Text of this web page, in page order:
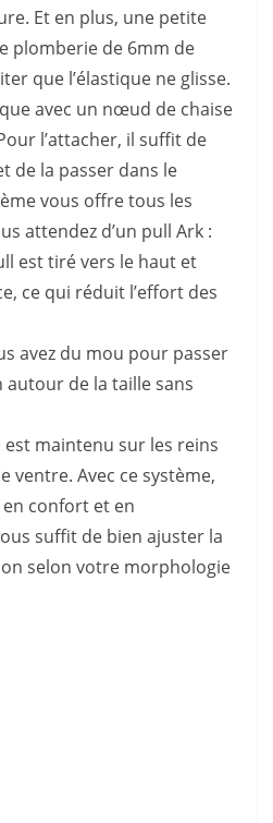
Et en plus, une petite
plomberie de 6mm de
que l’élastique ne glisse.
avec un nœud de chaise
l’attacher, il suffit de
de la passer dans le
vous offre tous les
attendez d’un pull Ark :
est tiré vers le haut et
ce qui réduit l’effort des
avez du mou pour passer
autour de la taille sans
est maintenu sur les reins
ventre. Avec ce système,
confort et en
suffit de bien ajuster la
selon votre morphologie